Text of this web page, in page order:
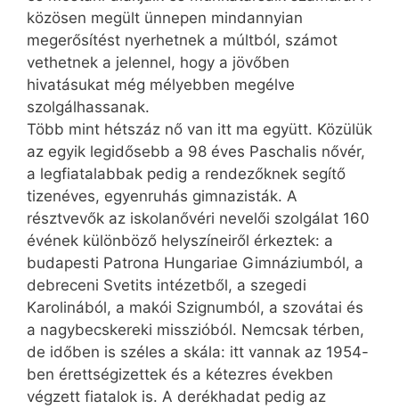
közösen megült ünnepen mindannyian
megerősítést nyerhetnek a múltból, számot
vethetnek a jelennel, hogy a jövőben
hivatásukat még mélyebben megélve
szolgálhassanak.
Több mint hétszáz nő van itt ma együtt. Közülük
az egyik legidősebb a 98 éves Paschalis nővér,
a legfiatalabbak pedig a rendezőknek segítő
tizenéves, egyenruhás gimnazisták. A
résztvevők az iskolanővéri nevelői szolgálat 160
évének különböző helyszíneiről érkeztek: a
budapesti Patrona Hungariae Gimnáziumból, a
debreceni Svetits intézetből, a szegedi
Karolinából, a makói Szignumból, a szovátai és
a nagybecskereki misszióból. Nemcsak térben,
de időben is széles a skála: itt vannak az 1954-
ben érettségizettek és a kétezres években
végzett fiatalok is. A derékhadat pedig az